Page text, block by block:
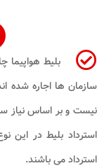
بلیط هواپیما
سازمان ها اجاره شده
نیست و بر اساس نیاز
استرداد بلیط در این
استرداد می باشند.